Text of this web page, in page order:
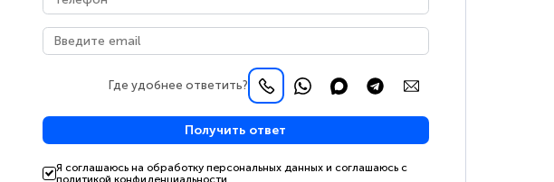
Где удобнее ответить?
Получить ответ
Я соглашаюсь на обработку персональных данных и соглашаюсь с